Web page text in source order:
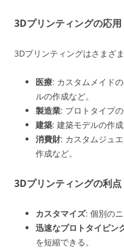
3Dプリンティングの応用
3Dプリンティングはさまざ
医療: カスタムメイド
ルの作成など。
製造業: プロトタイプ
建築: 建築モデルの作
消費財: カスタムジュ
作成など。
3Dプリンティングの利点
カスタマイズ: 個別の
迅速なプロトタイピン
を短縮できる。